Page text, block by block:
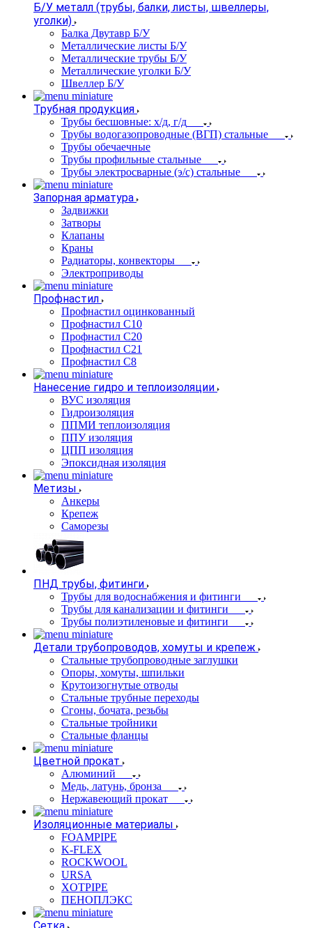
Б/У металл (трубы, балки, листы, швеллеры,
уголки)
Балка Двутавр Б/У
Металлические листы Б/У
Металлические трубы Б/У
Металлические уголки Б/У
Швеллер Б/У
Трубная продукция
Трубы бесшовные: х/д, г/д
Трубы водогазопроводные (ВГП) стальные
Трубы обечаечные
Трубы профильные стальные
Трубы электросварные (э/с) стальные
Запорная арматура
Задвижки
Затворы
Клапаны
Краны
Радиаторы, конвекторы
Электроприводы
Профнастил
Профнастил оцинкованный
Профнастил С10
Профнастил С20
Профнастил С21
Профнастил С8
Нанесение гидро и теплоизоляции
ВУС изоляция
Гидроизоляция
ППМИ теплоизоляция
ППУ изоляция
ЦПП изоляция
Эпоксидная изоляция
Метизы
Анкеры
Крепеж
Саморезы
ПНД трубы, фитинги
Трубы для водоснабжения и фитинги
Трубы для канализации и фитинги
Трубы полиэтиленовые и фитинги
Детали трубопроводов, хомуты и крепеж
Стальные трубопроводные заглушки
Опоры, хомуты, шпильки
Крутоизогнутые отводы
Стальные трубные переходы
Сгоны, бочата, резьбы
Стальные тройники
Стальные фланцы
Цветной прокат
Алюминий
Медь, латунь, бронза
Нержавеющий прокат
Изоляционные материалы
FOAMPIPE
K-FLEX
ROCKWOOL
URSA
XOTPIPE
ПЕНОПЛЭКС